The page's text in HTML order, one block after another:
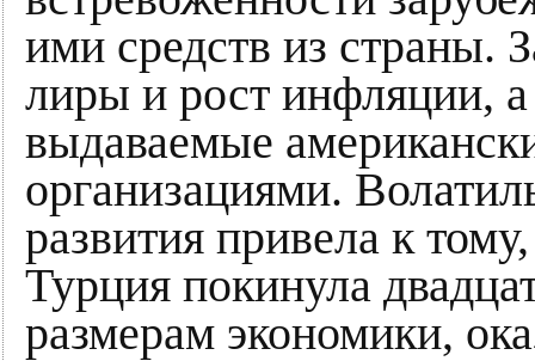
ими средств из страны.
лиры и рост инфляции,
выдаваемые
организациями.
развития привела к
Турция покинула
размерам экономики,